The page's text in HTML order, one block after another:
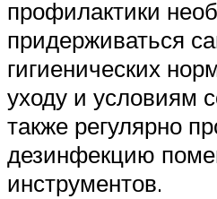
профилактики
придерживаться
гигиенических
уходу и условиям
также регулярно
дезинфекцию
инструментов.